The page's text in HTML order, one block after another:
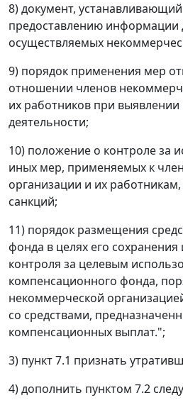
8) документ,
предоставлению информации
осуществляемых
9) порядок применения мер
отношении членов
их работников при
деятельности;
10) положение о контроле за
иных мер, применяемых к
организации и их
санкций;
11) порядок размещения
фонда в целях его
контроля за целевым
компенсационного фонда,
некоммерческой
со средствами,
компенсационных выплат.";
3) пункт 7.1 признать
4) дополнить пунктом 7.2